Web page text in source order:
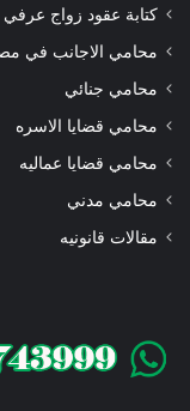
كتابة عقود زواج عرفي
محامي الاجانب في
محامي جنائي
محامي قضايا الاسره
محامي قضايا عماليه
محامي مدني
مقالات قانونيه